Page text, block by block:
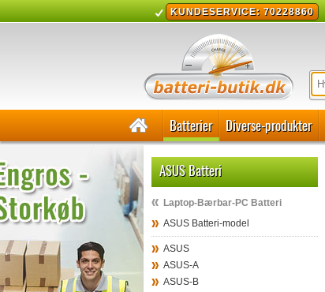
KUNDESERVICE: 70228860
Batterier Diverse-produkter
ASUS Batteri
Laptop-Bærbar-PC Batteri
ASUS Batteri-model
ASUS
ASUS-A
ASUS-B